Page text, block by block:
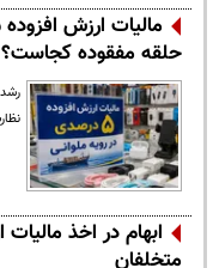
حلقه مفقوده کجاست؟
ابهام در اخذ مالیات
متخلفان